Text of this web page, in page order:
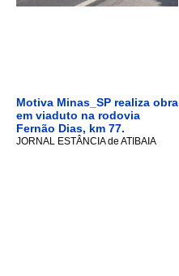
Motiva Minas_SP realiza obra
em viaduto na rodovia
Fernão Dias, km 77.
JORNAL ESTÂNCIA de ATIBAIA